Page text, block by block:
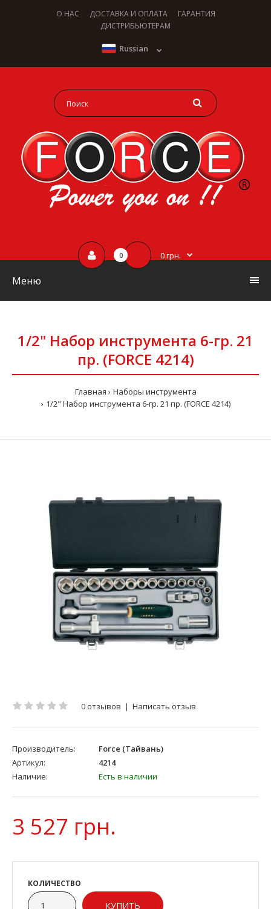
О НАС ДОСТАВКА И ОПЛАТА
ГАРАНТИЯ
ДИСТРИБЬЮТЕРАМ
Russian
0 0 грн.
Меню
1/2" Набор инструмента 6-гр. 21
пр. (FORCE 4214)
Главная
Наборы инструмента
1/2" Набор инструмента 6-гр. 21 пр. (FORCE 4214)
0 отзывов | Написать отзыв
Производитель:
Force (Тайвань)
Артикул:
4214
Наличие:
Есть в наличии
3 527 грн.
КОЛИЧЕСТВО